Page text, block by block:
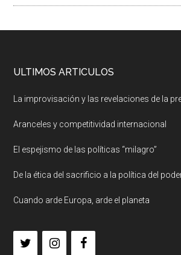
ULTIMOS ARTICULOS
La improvisación y las revelaciones de la
Aranceles y competitividad internacional
El espejismo de las políticas “milagro”
De la ética del sacrificio a la política del
Cuando arde Europa, arde el planeta